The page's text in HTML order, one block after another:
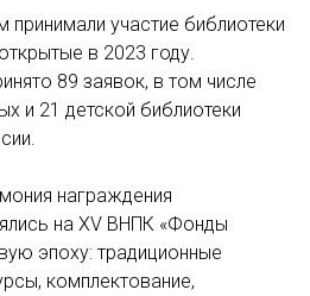
принимали участие библиотеки
в 2023 году.
89 заявок, в том числе
и 21 детской библиотеки
награждения
на XV ВНПК «Фонды
эпоху: традиционные
комплектование,